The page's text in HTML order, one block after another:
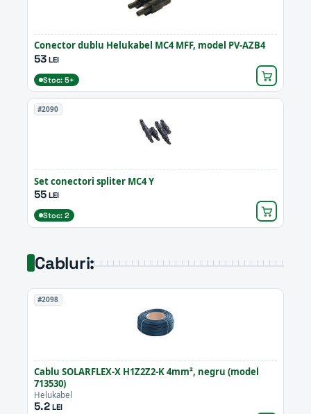
Conector dublu Helukabel MC4 MFF, model PV-AZB4
53LEI
Stoc: 5+
#2090
Set conectori spliter MC4 Y
55LEI
Stoc: 2
Cabluri:
#2098
Cablu SOLARFLEX-X H1Z2Z2-K 4mm², negru (model
713530)
Helukabel
5.2LEI